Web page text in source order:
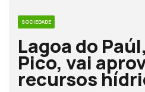
SOCIEDADE
Lagoa do
Pico, vai
recursos